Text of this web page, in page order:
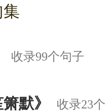
收录99个句子
默》 收录23